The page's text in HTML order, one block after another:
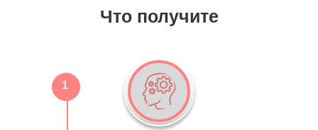
Что получите
1